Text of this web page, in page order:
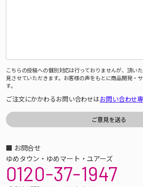
こちらの投稿への個別対応は行っておりませんが、頂い
見させていただきます。お客様の声をもとに商品開発・
す。
ご注文にかかわるお問い合わせはお問い合わせ
■ お問合せ
ゆめタウン・ゆめマート・ユアーズ
0120-37-1947